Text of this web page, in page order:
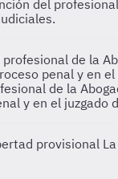
del
de la
penal y en el
de la
y en el juzgado
provisional